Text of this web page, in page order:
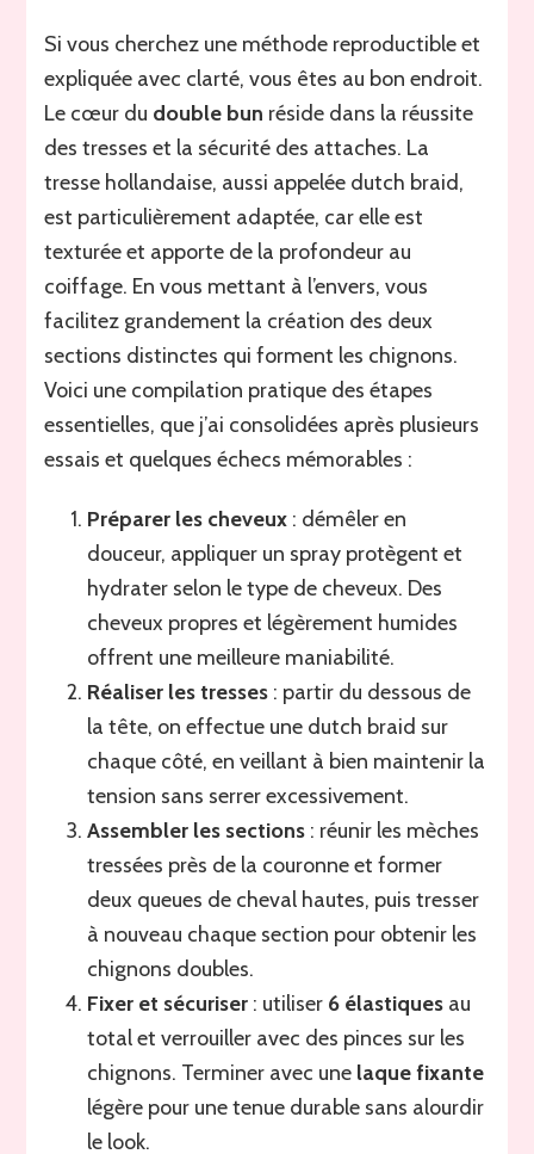
Si vous cherchez une méthode reproductible et
expliquée avec clarté, vous êtes au bon endroit.
Le cœur du double bun réside dans la réussite
des tresses et la sécurité des attaches. La
tresse hollandaise, aussi appelée dutch braid,
est particulièrement adaptée, car elle est
texturée et apporte de la profondeur au
coiffage. En vous mettant à l’envers, vous
facilitez grandement la création des deux
sections distinctes qui forment les chignons.
Voici une compilation pratique des étapes
essentielles, que j’ai consolidées après plusieurs
essais et quelques échecs mémorables :
Préparer les cheveux : démêler en
douceur, appliquer un spray protègent et
hydrater selon le type de cheveux. Des
cheveux propres et légèrement humides
offrent une meilleure maniabilité.
Réaliser les tresses : partir du dessous de
la tête, on effectue une dutch braid sur
chaque côté, en veillant à bien maintenir la
tension sans serrer excessivement.
Assembler les sections : réunir les mèches
tressées près de la couronne et former
deux queues de cheval hautes, puis tresser
à nouveau chaque section pour obtenir les
chignons doubles.
Fixer et sécuriser : utiliser 6 élastiques au
total et verrouiller avec des pinces sur les
chignons. Terminer avec une laque fixante
légère pour une tenue durable sans alourdir
le look.